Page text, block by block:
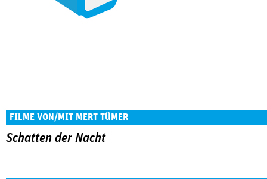
FILME VON/MIT MERT TÜMER
Schatten der Nacht